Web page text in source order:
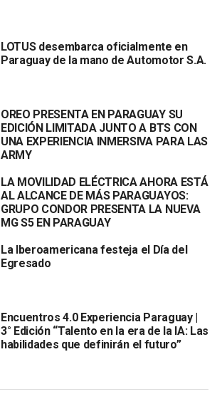
LOTUS desembarca oficialmente en
Paraguay de la mano de Automotor S.A.
OREO PRESENTA EN PARAGUAY SU
EDICIÓN LIMITADA JUNTO A BTS CON
UNA EXPERIENCIA INMERSIVA PARA LAS
ARMY
LA MOVILIDAD ELÉCTRICA AHORA ESTÁ
AL ALCANCE DE MÁS PARAGUAYOS:
GRUPO CONDOR PRESENTA LA NUEVA
MG S5 EN PARAGUAY
La Iberoamericana festeja el Día del
Egresado
Encuentros 4.0 Experiencia Paraguay |
3° Edición “Talento en la era de la IA: Las
habilidades que definirán el futuro”